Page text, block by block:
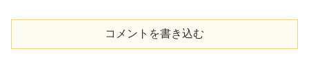
コメントを書き込む